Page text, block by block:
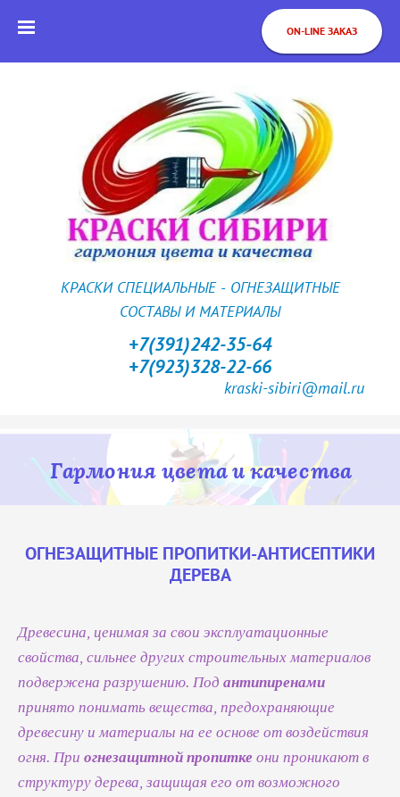
ON-LINE ЗАКАЗ
КРАСКИ СПЕЦИАЛЬНЫЕ - ОГНЕЗАЩИТНЫЕ
СОСТАВЫ И МАТЕРИАЛЫ
+7(391)242-35-64
+7(923)328-22-66
kraski-sibiri@mail.ru
Гармония цвета и качества
ОГНЕЗАЩИТНЫЕ ПРОПИТКИ-АНТИСЕПТИКИ
ДЕРЕВА
Древесина, ценимая за свои эксплуатационные
свойства, сильнее других строительных материалов
подвержена разрушению. Под антипиренами
принято понимать вещества, предохраняющие
древесину и материалы на ее основе от воздействия
огня. При огнезащитной пропитке они проникают в
структуру дерева, защищая его от возможного